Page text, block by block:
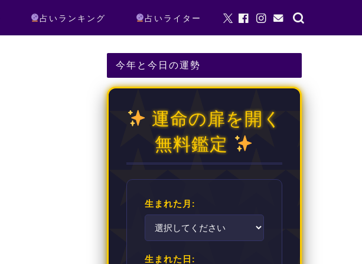
占いランキング 占いライター
今年と今日の運勢
運命の扉を開く
無料鑑定
生まれた月:
生まれた日: